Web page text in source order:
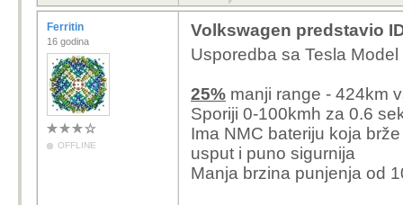
Ferritin
16 godina
OFFLINE
Volkswagen predstavio
Usporedba sa Tesla Model
25% manji range - 424km
Sporiji 0-100kmh za 0.6
Ima NMC bateriju koja
usput i puno sigurnija
Manja brzina punjenja od